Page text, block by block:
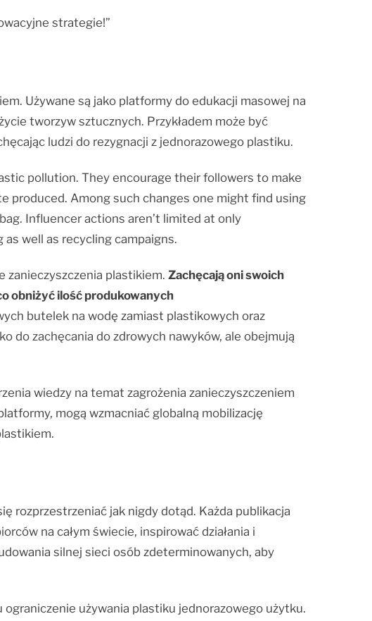
strategie!”
Używane są jako platformy do edukacji masowej na
tworzyw sztucznych. Przykładem może być
ludzi do rezygnacji z jednorazowego plastiku.
pollution. They encourage their followers to make
produced. Among such changes one might find using
Influencer actions aren’t limited at only
well as recycling campaigns.
zanieczyszczenia plastikiem. Zachęcają oni swoich
obniżyć ilość produkowanych
butelek na wodę zamiast plastikowych oraz
do zachęcania do zdrowych nawyków, ale obejmują
wiedzy na temat zagrożenia zanieczyszczeniem
mogą wzmacniać globalną mobilizację
rozprzestrzeniać jak nigdy dotąd. Każda publikacja
na całym świecie, inspirować działania i
silnej sieci osób zdeterminowanych, aby
używania plastiku jednorazowego użytku.